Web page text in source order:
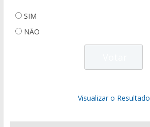
SIM
NÃO
Visualizar o Resultado